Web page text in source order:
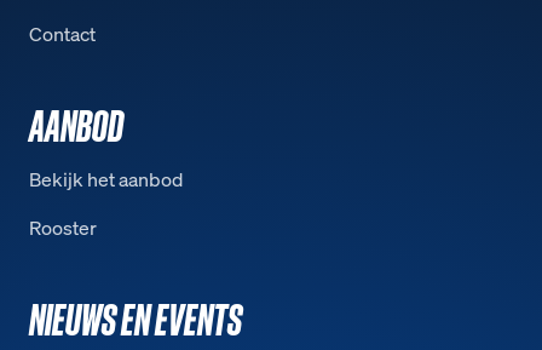
Contact
AANBOD
Bekijk het aanbod
Rooster
NIEUWS EN EVENTS